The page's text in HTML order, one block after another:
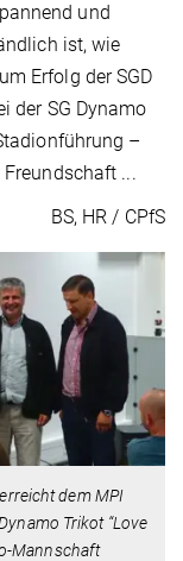
und
ist, wie
Erfolg der SGD
der SG Dynamo
–
...
BS, HR / CPfS
dem MPI
Trikot “Love
Mannschaft